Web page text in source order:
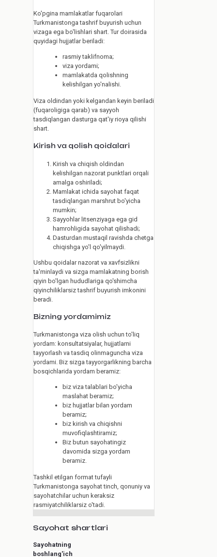
Ko'pgina mamlakatlar fuqarolari
Turkmanistonga tashrif buyurish uchun
vizaga ega bo'lishlari shart. Tur doirasida
quyidagi hujjatlar beriladi:
rasmiy taklifnoma;
viza yordami;
mamlakatda qolishning
kelishilgan yo'nalishi.
Viza oldindan yoki kelgandan keyin beriladi
(fuqaroligiga qarab) va sayyoh
tasdiqlangan dasturga qat'iy rioya qilishi
shart.
Kirish va qolish qoidalari
Kirish va chiqish oldindan
kelishilgan nazorat punktlari orqali
amalga oshiriladi;
Mamlakat ichida sayohat faqat
tasdiqlangan marshrut bo'yicha
mumkin;
Sayyohlar litsenziyaga ega gid
hamrohligida sayohat qilishadi;
Dasturdan mustaqil ravishda chetga
chiqishga yo'l qo'yilmaydi.
Ushbu qoidalar nazorat va xavfsizlikni
ta'minlaydi va sizga mamlakatning borish
qiyin bo'lgan hududlariga qo'shimcha
qiyinchiliklarsiz tashrif buyurish imkonini
beradi.
Bizning yordamimiz
Turkmanistonga viza olish uchun to'liq
yordam: konsultatsiyalar, hujjatlarni
tayyorlash va tasdiq olinmaguncha viza
yordami. Biz sizga tayyorgarlikning barcha
bosqichlarida yordam beramiz:
biz viza talablari bo'yicha
maslahat beramiz;
biz hujjatlar bilan yordam
beramiz;
biz kirish va chiqishni
muvofiqlashtiramiz;
Biz butun sayohatingiz
davomida sizga yordam
beramiz.
Tashkil etilgan format tufayli
Turkmanistonga sayohat tinch, qonuniy va
sayohatchilar uchun keraksiz
rasmiyatchiliklarsiz o'tadi.
Sayohat shartlari
Sayohatning
boshlang'ich